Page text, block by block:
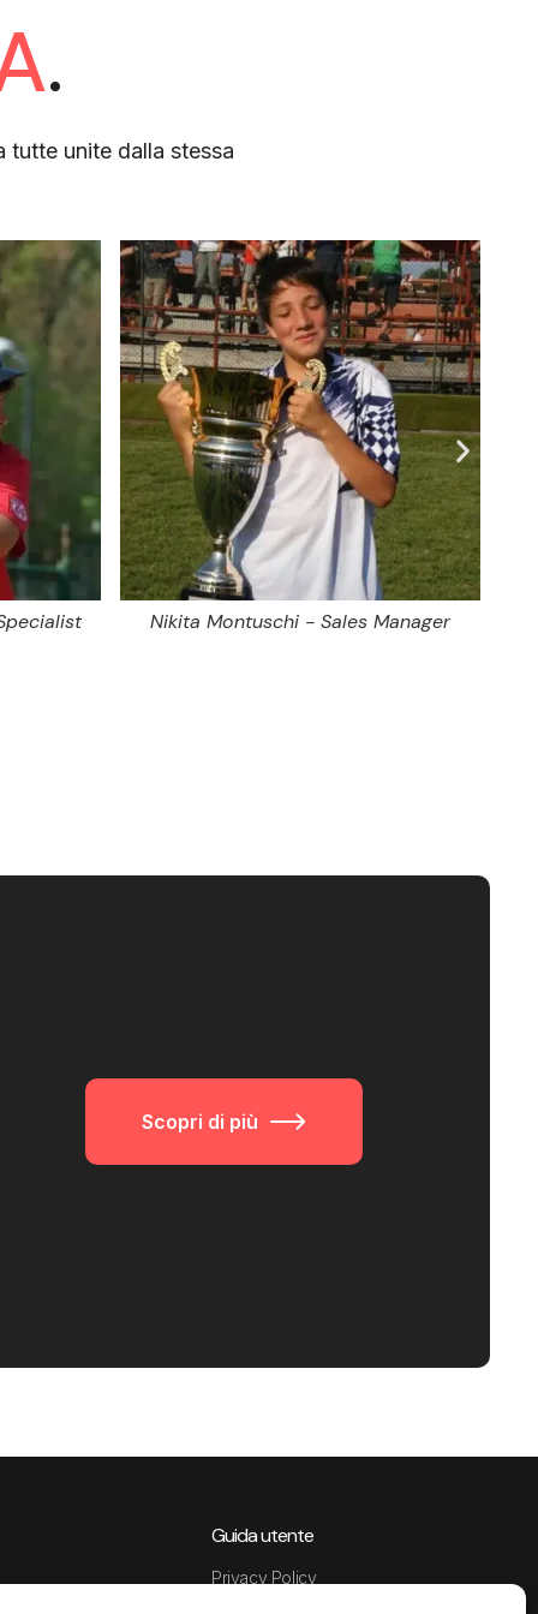
.
tutte unite dalla stessa
Nikita Montuschi - Sales Manager
Scopri di più
Guida utente
Privacy Policy